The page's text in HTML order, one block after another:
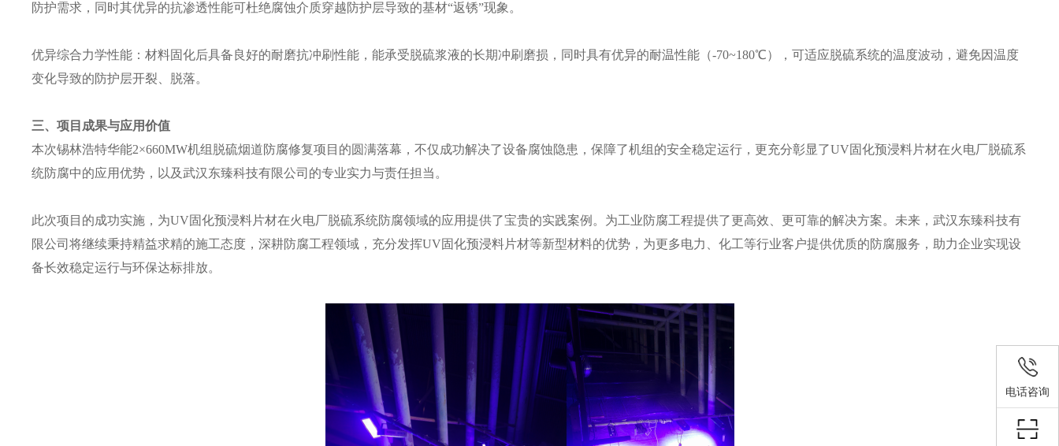
防护需求，同时其优异的抗渗透性能可杜绝腐蚀介质穿越防护层导致的基材“返锈”现象。
优异综合力学性能：材料固化后具备良好的耐磨抗冲刷性能，能承受脱硫浆液的长期冲刷磨损，同时具有优异的耐温性能（-70~180℃），可适应脱硫系统的温度波动，避免因温度
变化导致的防护层开裂、脱落。
三、项目成果与应用价值
本次锡林浩特华能2×660MW机组脱硫烟道防腐修复项目的圆满落幕，不仅成功解决了设备腐蚀隐患，保障了机组的安全稳定运行，更充分彰显了UV固化预浸料片材在火电厂脱硫系
统防腐中的应用优势，以及武汉东臻科技有限公司的专业实力与责任担当。
此次项目的成功实施，为UV固化预浸料片材在火电厂脱硫系统防腐领域的应用提供了宝贵的实践案例。为工业防腐工程提供了更高效、更可靠的解决方案。未来，武汉东臻科技有
限公司将继续秉持精益求精的施工态度，深耕防腐工程领域，充分发挥UV固化预浸料片材等新型材料的优势，为更多电力、化工等行业客户提供优质的防腐服务，助力企业实现设
备长效稳定运行与环保达标排放。
电话咨询